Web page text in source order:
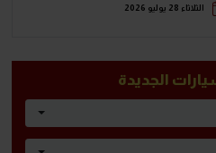
الثلاثاء 28 يوليو 2026
الجديدة